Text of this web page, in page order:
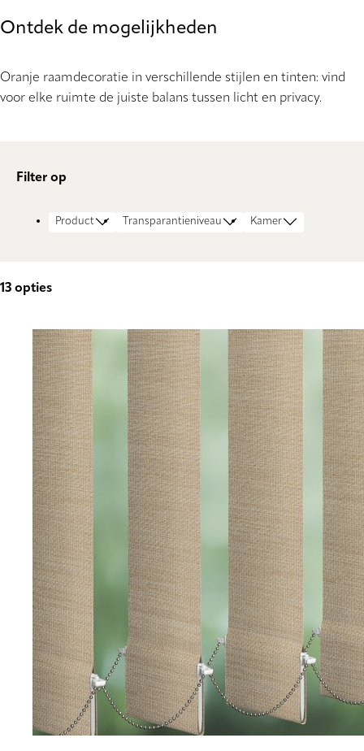
Ontdek de mogelijkheden
Oranje raamdecoratie in verschillende stijlen en tinten: vind
voor elke ruimte de juiste balans tussen licht en privacy.
Filter op
Product Transparantieniveau Kamer
13 opties